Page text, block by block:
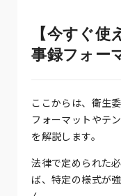
【今すぐ使
事録フォー
ここからは、衛生
フォーマットやテ
を解説します。
法律で定められた
ば、特定の様式が